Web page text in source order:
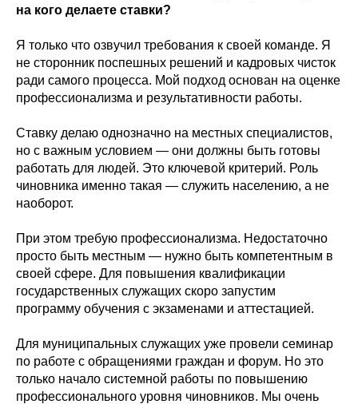
на кого делаете ставки?
Я только что озвучил требования к своей команде. Я
не сторонник поспешных решений и кадровых чисток
ради самого процесса. Мой подход основан на оценке
профессионализма и результативности работы.
Ставку делаю однозначно на местных специалистов,
но с важным условием — они должны быть готовы
работать для людей. Это ключевой критерий. Роль
чиновника именно такая — служить населению, а не
наоборот.
При этом требую профессионализма. Недостаточно
просто быть местным — нужно быть компетентным в
своей сфере. Для повышения квалификации
государственных служащих скоро запустим
программу обучения с экзаменами и аттестацией.
Для муниципальных служащих уже провели семинар
по работе с обращениями граждан и форум. Но это
только начало системной работы по повышению
профессионального уровня чиновников. Мы очень